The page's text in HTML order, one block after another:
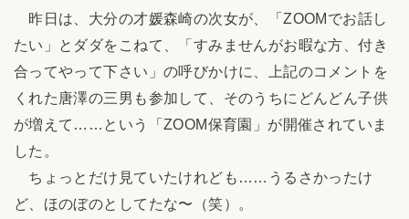
昨日は、大分の才媛森崎の次女が、「ZOOMでお話し
たい」とダダをこねて、「すみませんがお暇な方、付き
合ってやって下さい」の呼びかけに、上記のコメントを
くれた唐澤の三男も参加して、そのうちにどんどん子供
が増えて……という「ZOOM保育園」が開催されていま
した。
ちょっとだけ見ていたけれども……うるさかったけ
ど、ほのぼのとしてたな〜（笑）。